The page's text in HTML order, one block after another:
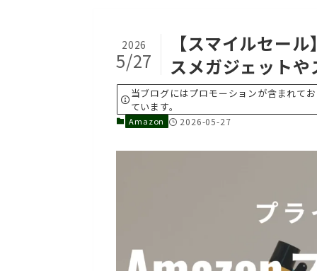
【スマイルセー
スメガジェット
2026
5/27
当ブログにはプロモーションが含まれて
ています。
Amazon 2026-05-27